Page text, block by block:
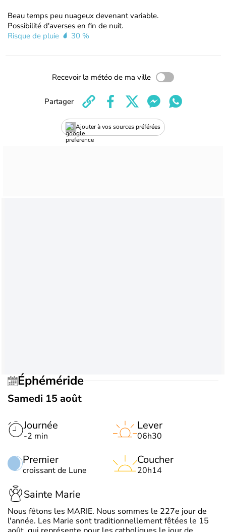
Beau temps peu nuageux devenant variable.
Possibilité d'averses en fin de nuit.
Risque de pluie
30 %
Recevoir la météo de ma ville
Ajouter à vos sources préférées
Partager
Éphéméride
Samedi 15 août
Journée
-2 min
Premier
croissant de Lune
Lever
06h30
Coucher
20h14
Sainte Marie
Nous fêtons les MARIE. Nous sommes le 227e jour de
l'année. Les Marie sont traditionnellement fêtées le 15